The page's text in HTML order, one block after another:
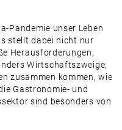
Pandemie unser Leben
stellt dabei nicht nur
Herausforderungen,
Wirtschaftszweige,
zusammen kommen, wie
Gastronomie- und
sind besonders von